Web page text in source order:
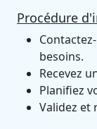
Procédure
besoins.
Recevez
Planifiez
Validez et